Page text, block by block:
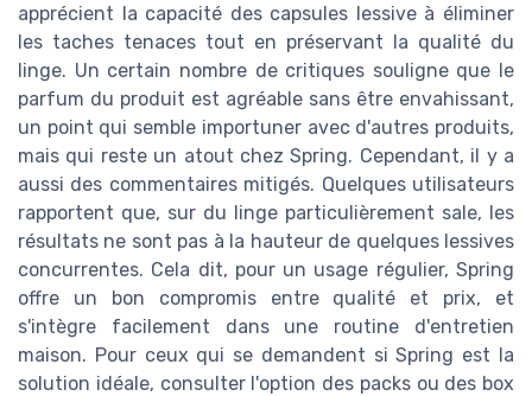
apprécient la capacité des capsules lessive à éliminer
les taches tenaces tout en préservant la qualité du
linge. Un certain nombre de critiques souligne que le
parfum du produit est agréable sans être envahissant,
un point qui semble importuner avec d'autres produits,
mais qui reste un atout chez Spring. Cependant, il y a
aussi des commentaires mitigés. Quelques utilisateurs
rapportent que, sur du linge particulièrement sale, les
résultats ne sont pas à la hauteur de quelques lessives
concurrentes. Cela dit, pour un usage régulier, Spring
offre un bon compromis entre qualité et prix, et
s'intègre facilement dans une routine d'entretien
maison. Pour ceux qui se demandent si Spring est la
solution idéale, consulter l'option des packs ou des box